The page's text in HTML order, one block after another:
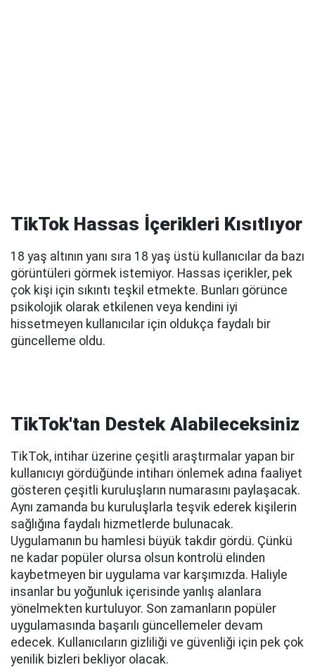
TikTok Hassas İçerikleri Kısıtlıyor
18 yaş altının yanı sıra 18 yaş üstü kullanıcılar da bazı
görüntüleri görmek istemiyor. Hassas içerikler, pek
çok kişi için sıkıntı teşkil etmekte. Bunları görünce
psikolojik olarak etkilenen veya kendini iyi
hissetmeyen kullanıcılar için oldukça faydalı bir
güncelleme oldu.
TikTok'tan Destek Alabileceksiniz
TikTok, intihar üzerine çeşitli araştırmalar yapan bir
kullanıcıyı gördüğünde intiharı önlemek adına faaliyet
gösteren çeşitli kuruluşların numarasını paylaşacak.
Aynı zamanda bu kuruluşlarla teşvik ederek kişilerin
sağlığına faydalı hizmetlerde bulunacak.
Uygulamanın bu hamlesi büyük takdir gördü. Çünkü
ne kadar popüler olursa olsun kontrolü elinden
kaybetmeyen bir uygulama var karşımızda. Haliyle
insanlar bu yoğunluk içerisinde yanlış alanlara
yönelmekten kurtuluyor. Son zamanların popüler
uygulamasında başarılı güncellemeler devam
edecek. Kullanıcıların gizliliği ve güvenliği için pek çok
yenilik bizleri bekliyor olacak.